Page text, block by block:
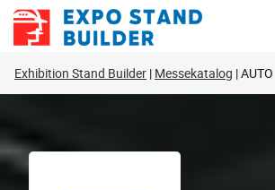
Zum
Inhalt
Exhibition Stand Builder Messekatalog AUTO